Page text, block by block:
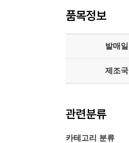
품목정보
발매일
제조국
관련분류
카테고리 분류